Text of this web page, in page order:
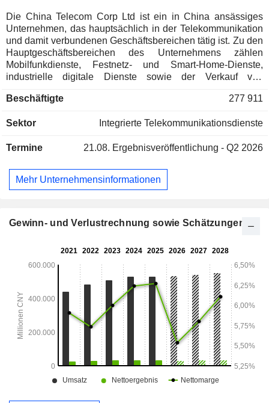
Die China Telecom Corp Ltd ist ein in China ansässiges
Unternehmen, das hauptsächlich in der Telekommunikation
und damit verbundenen Geschäftsbereichen tätig ist. Zu den
Hauptgeschäftsbereichen des Unternehmens zählen
Mobilfunkdienste, Festnetz- und Smart-Home-Dienste,
industrielle digitale Dienste sowie der Verkauf von
Unternehmens umfasst in erster Linie Mobilfunkdienste wie
Das Festnetz- und Smart-Home-Geschäft des
Breitbandzugang und Smart-Home-Dienste. Das Geschäft
Clouds, Internet-Rechenzentren (IDCs), digitale Plattformen
und dedizierte Netzwerkleitungen. Der Rohstoffverkauf des
an Endnutzer. Das Unternehmen vertreibt seine Produkte
Beschäftigte 277 911
Sektor Integrierte Telekommunikationsdienste
Termine 21.08. Ergebnisveröffentlichung - Q2 2026
Mehr Unternehmensinformationen
Gewinn- und Verlustrechnung sowie Schätzungen